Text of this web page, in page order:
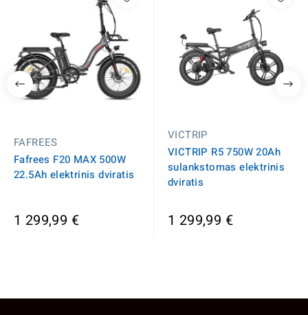
FAFREES
Fafrees F20 MAX 500W
22.5Ah elektrinis dviratis
1 299,99 €
VICTRIP
VICTRIP R5 750W 20Ah
sulankstomas elektrinis
dviratis
1 299,99 €